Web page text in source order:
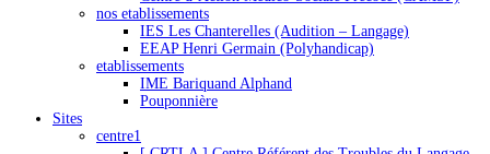
nos etablissements
IES Les Chanterelles (Audition – Langage)
EEAP Henri Germain (Polyhandicap)
etablissements
IME Bariquand Alphand
Pouponnière
Sites
centre1